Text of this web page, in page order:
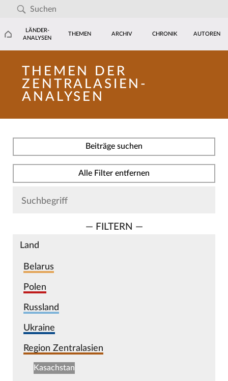
LÄNDER-
ANALYSEN
THEMEN ARCHIV CHRONIK AUTOREN
THEMEN DER
ZENTRALASIEN-
ANALYSEN
Beiträge suchen
Alle Filter entfernen
— FILTERN —
Land
Belarus
Polen
Russland
Ukraine
Region Zentralasien
Kasachstan